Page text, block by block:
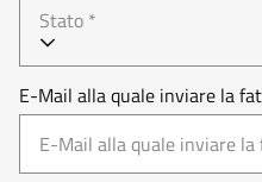
Stato *
E-Mail alla quale inviare la